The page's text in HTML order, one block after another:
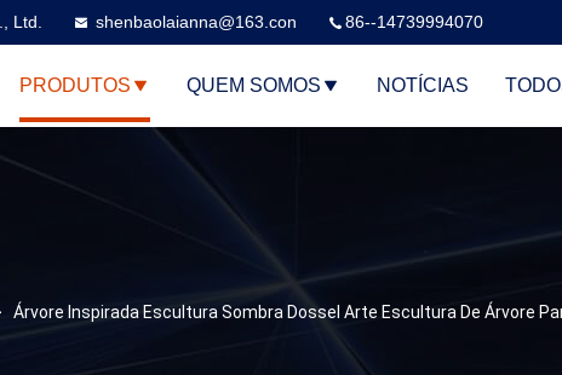
Ltd. shenbaolaianna@163.con 86--14739994070
PRODUTOS QUEM SOMOS NOTÍCIAS
Árvore Inspirada Escultura Sombra Dossel Arte Escultura De Árvore